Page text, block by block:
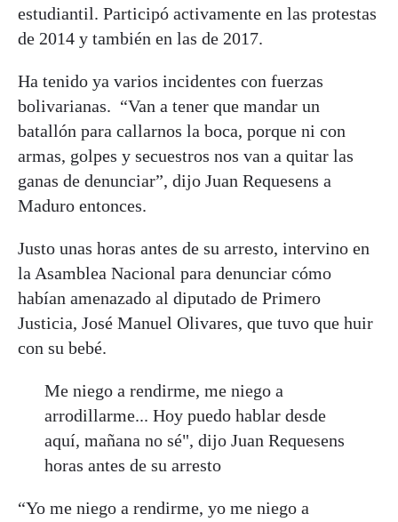
estudiantil. Participó activamente en las protestas
de 2014 y también en las de 2017.
Ha tenido ya varios incidentes con fuerzas
bolivarianas. “Van a tener que mandar un
batallón para callarnos la boca, porque ni con
armas, golpes y secuestros nos van a quitar las
ganas de denunciar”, dijo Juan Requesens a
Maduro entonces.
Justo unas horas antes de su arresto, intervino en
la Asamblea Nacional para denunciar cómo
habían amenazado al diputado de Primero
Justicia, José Manuel Olivares, que tuvo que huir
con su bebé.
Me niego a rendirme, me niego a
arrodillarme... Hoy puedo hablar desde
aquí, mañana no sé", dijo Juan Requesens
horas antes de su arresto
“Yo me niego a rendirme, yo me niego a